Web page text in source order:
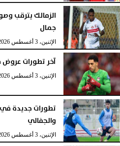
الزمالك يترقب
جمال
الإثنين، 3 أغسطس 2026
آخر تطورات
الإثنين، 3 أغسطس 2026
تطورات جديدة في
والجفالي
الإثنين، 3 أغسطس 2026